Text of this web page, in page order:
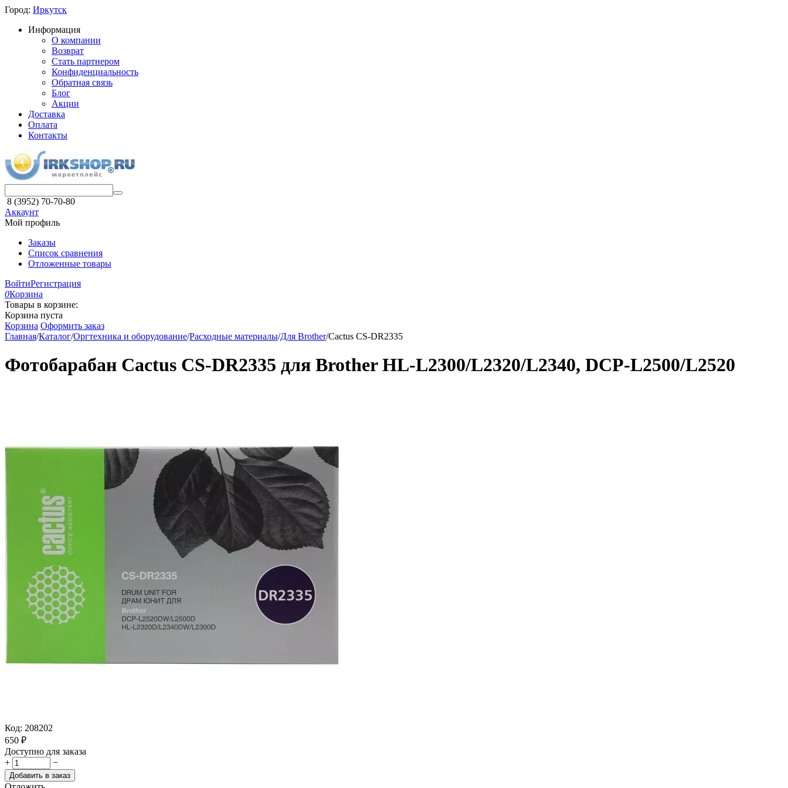
Город: Иркутск
Информация
О компании
Возврат
Стать партнером
Конфиденциальность
Обратная связь
Блог
Акции
Доставка
Оплата
Контакты
8 (3952) 70-70-80
Аккаунт
Мой профиль
Заказы
Список сравнения
Отложенные товары
ВойтиРегистрация
0Корзина
Товары в корзине:
Корзина пуста
Корзина Оформить заказ
Главная/Каталог/Оргтехника и оборудование/Расходные материалы/Для Brother/Cactus CS-DR2335
Фотобарабан Cactus CS-DR2335 для Brother HL-L2300/L2320/L2340, DCP-L2500/L2520
Код: 208202
‍650‍ ₽
Доступно для заказа
+
−
Добавить в заказ